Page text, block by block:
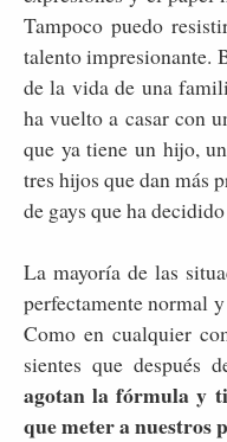
Tampoco puedo
talento impresionante.
de la vida de una
ha vuelto a casar con
que ya tiene un hijo,
tres hijos que dan más
de gays que ha
La mayoría de las
perfectamente normal
Como en cualquier
sientes que después
agotan la fórmula y
que meter a nuestros